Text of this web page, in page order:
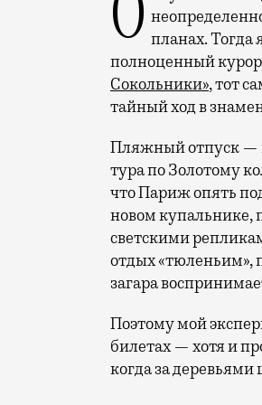
Отпуск в этом году у меня кочует: сначала переехал на август, потом в область планах.
полноценный
Сокольники», тот
тайный ход в
Пляжный отпуск —
тура по Золотому
что Париж опять
новом купальнике,
светскими
отдых «тюленьим»,
загара
Поэтому мой
билетах — хотя и
когда за